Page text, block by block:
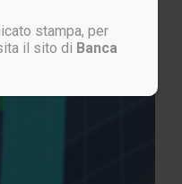
stampa, per
il sito di Banca